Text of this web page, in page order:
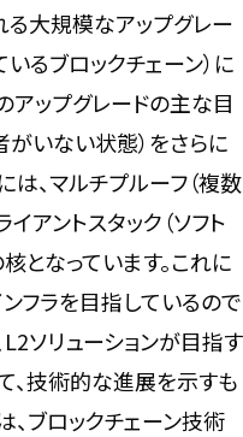
る大規模なアップグレー
るブロックチェーン）に
アップグレードの主な目
いない状態）をさらに
は、マルチプルーフ（複数
アントスタック（ソフト
となっています。これに
フラを目指しているので
L2ソリューションが目指す
、技術的な進展を示すも
、ブロックチェーン技術